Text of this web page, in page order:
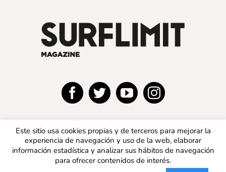
© 2019 SURFLIMIT MAGAZINE ESPAÑA | Todos los
Este sitio usa cookies propias y de terceros para mejorar la
experiencia de navegación y uso de la web, elaborar
información estadística y analizar sus hábitos de navegación
para ofrecer contenidos de interés.